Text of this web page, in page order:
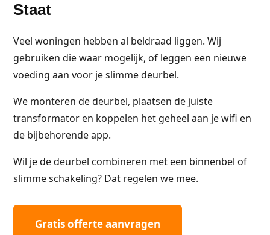
Staat
Veel woningen hebben al beldraad liggen. Wij
gebruiken die waar mogelijk, of leggen een nieuwe
voeding aan voor je slimme deurbel.
We monteren de deurbel, plaatsen de juiste
transformator en koppelen het geheel aan je wifi en
de bijbehorende app.
Wil je de deurbel combineren met een binnenbel of
slimme schakeling? Dat regelen we mee.
Gratis offerte aanvragen